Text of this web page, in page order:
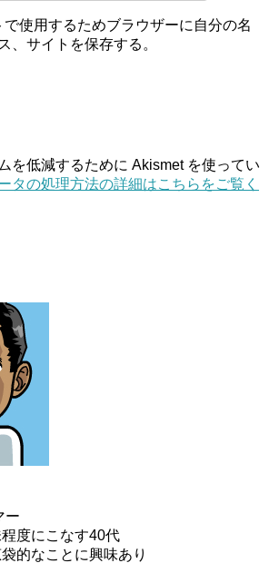
使用するためブラウザーに自分の名
、サイトを保存する。
を低減するために Akismet を使ってい
タの処理方法の詳細はこちらをご覧く
ー
度にこなす40代
的なことに興味あり